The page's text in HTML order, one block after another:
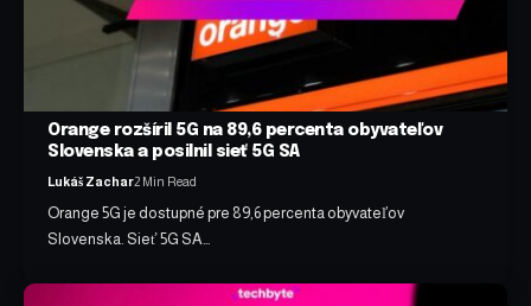
Orange rozšíril 5G na 89,6 percenta obyvateľov
Slovenska a posilnil sieť 5G SA
Lukáš Zachar2 Min Read
Orange 5G je dostupné pre 89,6 percenta obyvateľov
Slovenska. Sieť 5G SA…